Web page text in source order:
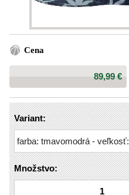
Cena
Cena:
89,99 €
Variant:
Množstvo: